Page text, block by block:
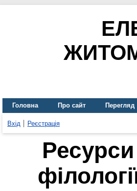
Головна Про сайт Перегляд
Вхід Реєстрація